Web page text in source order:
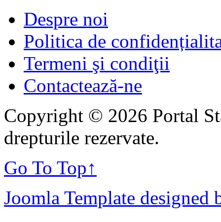
Despre noi
Politica de
Termeni şi condiţii
Contactează-ne
Copyright © 2026 Portal
drepturile rezervate.
Go To Top↑
Joomla Template designed